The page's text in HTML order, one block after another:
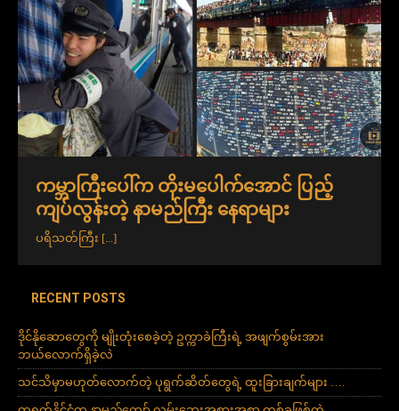
ကမ္ဘာကြီးပေါ်က တိုးမပေါက်အောင် ပြည့်
ကျပ်လွန်းတဲ့ နာမည်ကြီး နေရာများ
ပရိသတ်ကြီး [...]
RECENT POSTS
ဒိုင်နိုဆောတွေကို မျိုးတုံးစေခဲ့တဲ့ ဥက္ကာခဲကြီးရဲ့ အဖျက်စွမ်းအား
ဘယ်လောက်ရှိခဲ့လဲ
သင်သိမှာမဟုတ်လောက်တဲ့ ပုရွက်ဆိတ်တွေရဲ့ ထူးခြားချက်များ ….